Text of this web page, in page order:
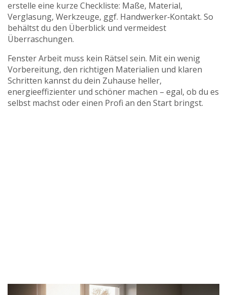
erstelle eine kurze Checkliste: Maße, Material,
Verglasung, Werkzeuge, ggf. Handwerker‑Kontakt. So
behältst du den Überblick und vermeidest
Überraschungen.
Fenster Arbeit muss kein Rätsel sein. Mit ein wenig
Vorbereitung, den richtigen Materialien und klaren
Schritten kannst du dein Zuhause heller,
energieeffizienter und schöner machen – egal, ob du es
selbst machst oder einen Profi an den Start bringst.